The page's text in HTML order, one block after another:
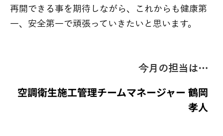
再開できる事を期待しながら、これからも健康第
一、安全第一で頑張っていきたいと思います。
今月の担当は…
空調衛生施工管理チームマネージャー 鶴岡
孝人